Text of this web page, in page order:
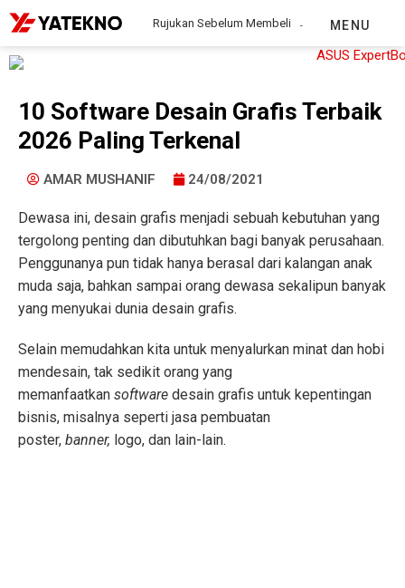
Rujukan Sebelum Membeli MENU
10 Software Desain Grafis Terbaik
2026 Paling Terkenal
AMAR MUSHANIF 24/08/2021
Dewasa ini, desain grafis menjadi sebuah kebutuhan yang
tergolong penting dan dibutuhkan bagi banyak perusahaan.
Penggunanya pun tidak hanya berasal dari kalangan anak
muda saja, bahkan sampai orang dewasa sekalipun banyak
yang menyukai dunia desain grafis.
Selain memudahkan kita untuk menyalurkan minat dan hobi
mendesain, tak sedikit orang yang
memanfaatkan software desain grafis untuk kepentingan
bisnis, misalnya seperti jasa pembuatan
poster, banner, logo, dan lain-lain.